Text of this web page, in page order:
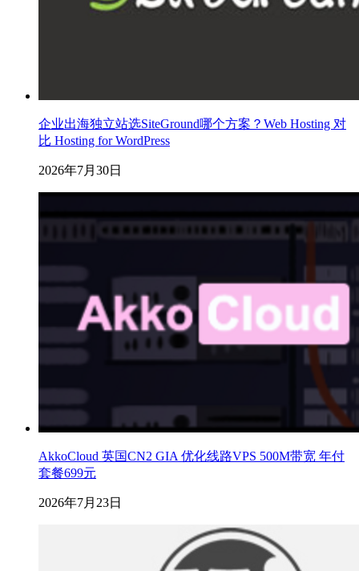
企业出海独立站选SiteGround哪个方案？Web Hosting 对
比 Hosting for WordPress
2026年7月30日
AkkoCloud 英国CN2 GIA 优化线路VPS 500M带宽 年付
套餐699元
2026年7月23日